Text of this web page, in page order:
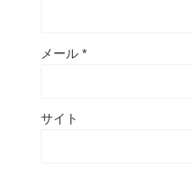
メール *
サイト